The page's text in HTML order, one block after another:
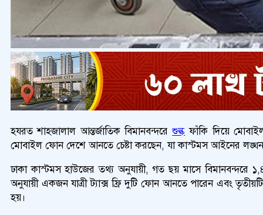
হযরত শাহজালাল আন্তর্জাতিক বিমানবন্দরেশুল্ক ফাঁকি দিয়ে
মোবাইল ফোন দেশে আনতে চেষ্টা করছেন, যা কাস্টমস আইনের
ঢাকা কাস্টমস হাউজের তথ্য অনুযায়ী, গত ছয় মাসে বিমানবন্দরে
অনুযায়ী একজন যাত্রী ট্যাক্স ফ্রি দুটি ফোন আনতে পারেন এবং
হয়।